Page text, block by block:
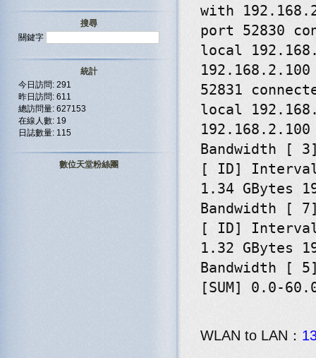
with
port 52830
local
52831
local
Bandwidth [
[ ID] Interval
1.34 GBytes
Bandwidth [
[ ID] Interval
1.32 GBytes
Bandwidth [
[SUM] 0.0-
WLAN to LAN：
搜尋
關鍵字
統計
今日訪問: 291
昨日訪問: 611
總訪問量: 627153
在線人數: 19
日誌數量: 115
數位天堂粉絲團